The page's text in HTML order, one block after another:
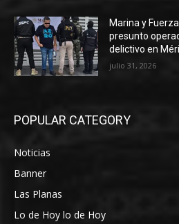
Marina y
presunto
delictivo en
julio 31, 2026
POPULAR CATEGORY
Noticias
Banner
Las Planas
Lo de Hoy lo de Hoy